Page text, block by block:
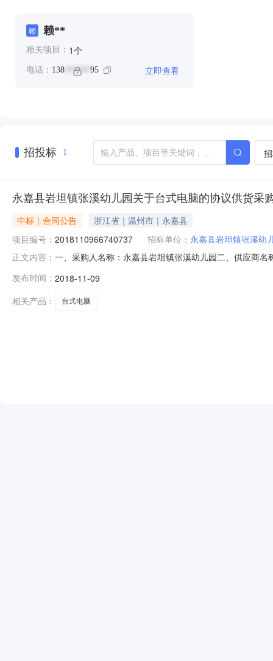
赖 赖**
相关项目： 1个
电话： 138 ****** 95 立即查看
招投标 1
永嘉县岩坦镇张溪幼儿园关于台式电脑的协议供货采
中标｜合同公告
浙江省｜温州市｜永嘉县
项目编号： 2018110966740737 招标单位： 永嘉县岩坦镇张溪幼
正文内容： 一、采购人名称：永嘉县岩坦镇张溪幼儿园二、供应商
想/Lenovo启天M415-B053件44151.0016604.00服务要
发布时间： 2018-11-09
相关产品：
台式电脑